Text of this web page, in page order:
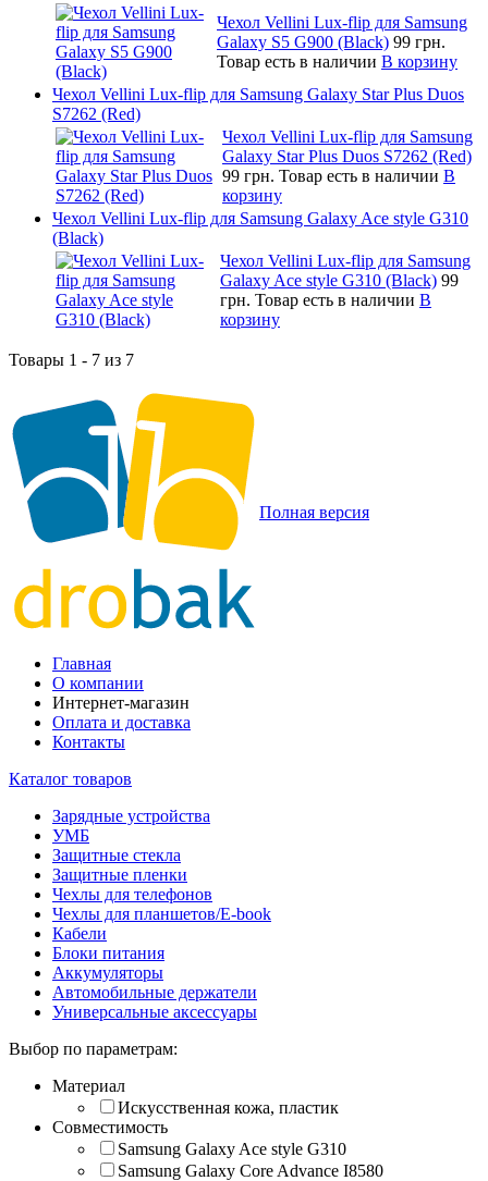
Чехол Vellini Lux-flip для Samsung
Galaxy S5 G900 (Black) 99 грн.
Товар есть в наличии В корзину
Чехол Vellini Lux-flip для Samsung Galaxy Star Plus Duos
S7262 (Red)
Чехол Vellini Lux-flip для Samsung
Galaxy Star Plus Duos S7262 (Red)
99 грн. Товар есть в наличии В
корзину
Чехол Vellini Lux-flip для Samsung Galaxy Ace style G310
(Black)
Чехол Vellini Lux-flip для Samsung
Galaxy Ace style G310 (Black) 99
грн. Товар есть в наличии В
корзину
Товары 1 - 7 из 7
Полная версия
Главная
О компании
Интернет-магазин
Оплата и доставка
Контакты
Каталог товаров
Зарядные устройства
УМБ
Защитные стекла
Защитные пленки
Чехлы для телефонов
Чехлы для планшетов/E-book
Кабели
Блоки питания
Аккумуляторы
Автомобильные держатели
Универсальные аксессуары
Выбор по параметрам:
Материал
Искусственная кожа, пластик
Совместимость
Samsung Galaxy Ace style G310
Samsung Galaxy Core Advance I8580